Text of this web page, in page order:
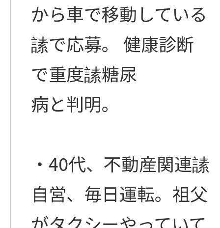
から車で移動している
䛾で応募。 健康診断
で重度䛾糖尿
病と判明。
・40代、不動産関連䛾
自営、毎日運転。祖父